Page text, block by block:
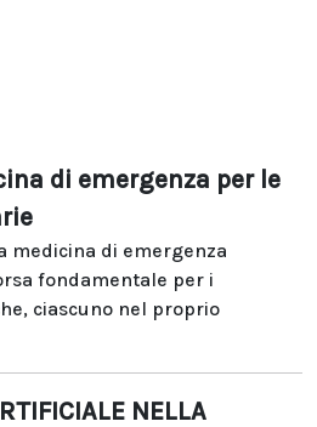
di emergenza per le
medicina di emergenza
fondamentale per i
ciascuno nel proprio
NELLA